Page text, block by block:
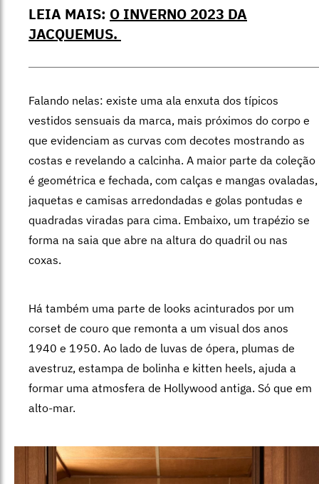
LEIA MAIS: O INVERNO 2023 DA
JACQUEMUS.
Falando nelas: existe uma ala enxuta dos típicos
vestidos sensuais da marca, mais próximos do corpo e
que evidenciam as curvas com decotes mostrando as
costas e revelando a calcinha. A maior parte da coleção
é geométrica e fechada, com calças e mangas ovaladas,
jaquetas e camisas arredondadas e golas pontudas e
quadradas viradas para cima. Embaixo, um trapézio se
forma na saia que abre na altura do quadril ou nas
coxas.
Há também uma parte de looks acinturados por um
corset de couro que remonta a um visual dos anos
1940 e 1950. Ao lado de luvas de ópera, plumas de
avestruz, estampa de bolinha e kitten heels, ajuda a
formar uma atmosfera de Hollywood antiga. Só que em
alto-mar.